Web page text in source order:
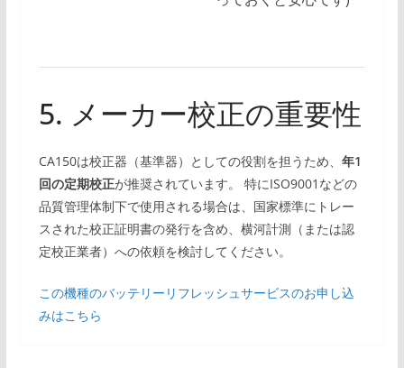
5. メーカー校正の重要性
CA150は校正器（基準器）としての役割を担うため、 年1
回の定期校正が推奨されています。 特にISO9001などの
品質管理体制下で使用される場合は、国家標準にトレー
スされた校正証明書の発行を含め、横河計測（または認
定校正業者）への依頼を検討してください。
この機種のバッテリーリフレッシュサービスのお申し込
みはこちら